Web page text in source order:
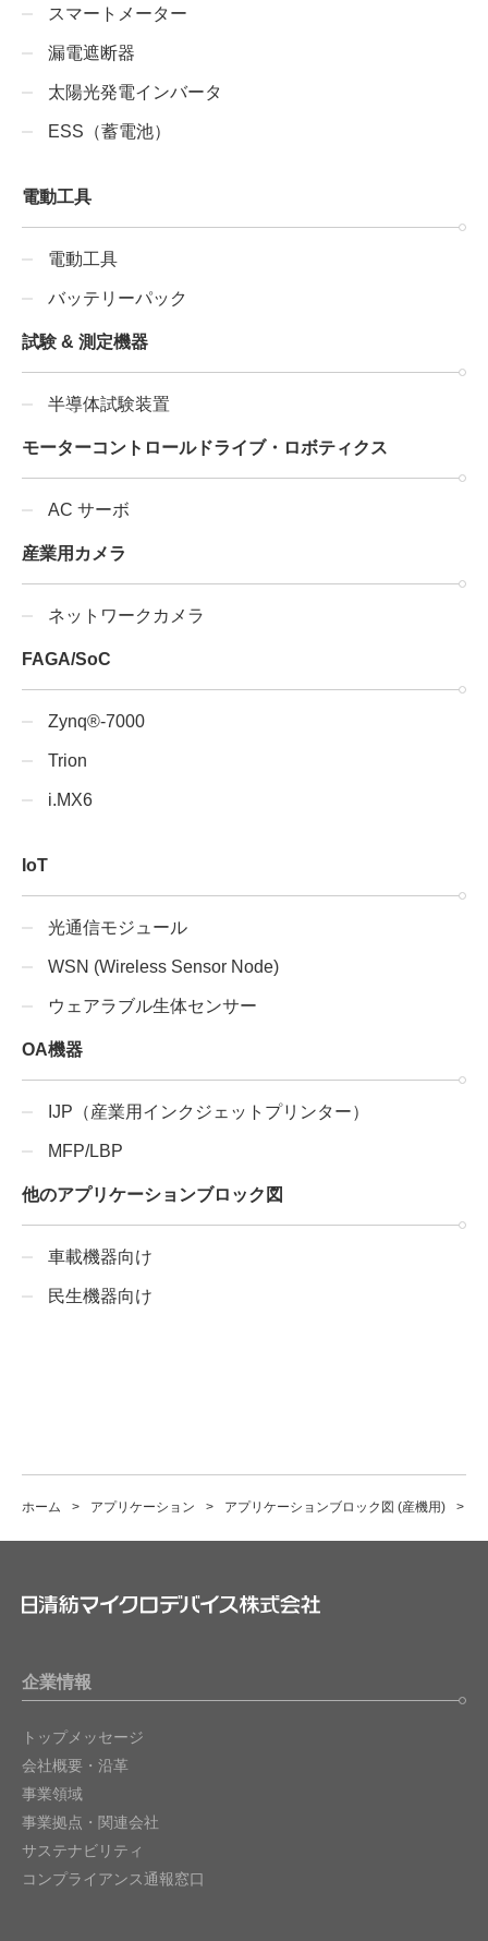
スマートメーター
漏電遮断器
太陽光発電インバータ
ESS（蓄電池）
電動工具
電動工具
バッテリーパック
試験 & 測定機器
半導体試験装置
モーターコントロールドライブ・ロボティクス
AC サーボ
産業用カメラ
ネットワークカメラ
FAGA/SoC
Zynq®-7000
Trion
i.MX6
IoT
光通信モジュール
WSN (Wireless Sensor Node)
ウェアラブル生体センサー
OA機器
IJP（産業用インクジェットプリンター）
MFP/LBP
他のアプリケーションブロック図
車載機器向け
民生機器向け
ホーム アプリケーション アプリケーションブロック図 (産機用)
企業情報
トップメッセージ
会社概要・沿革
事業領域
事業拠点・関連会社
サステナビリティ
コンプライアンス通報窓口